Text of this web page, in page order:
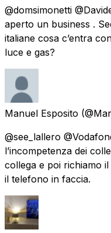
@domsimonetti
aperto un business .
italiane cosa c’entra
luce e gas?
Manuel Esposito
@see_lallero
l’incompetenza dei
collega e poi richiamo
il telefono in faccia.